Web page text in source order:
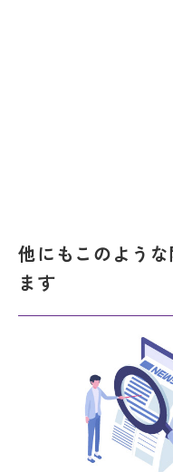
他にもこのよう
ます